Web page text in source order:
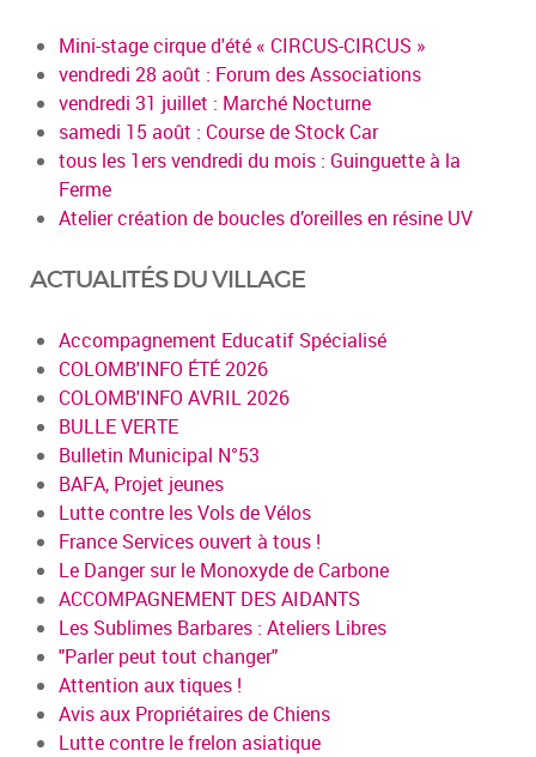
Mini-stage cirque d'été « CIRCUS-CIRCUS »
vendredi 28 août : Forum des Associations
vendredi 31 juillet : Marché Nocturne
samedi 15 août : Course de Stock Car
tous les 1ers vendredi du mois : Guinguette à la
Ferme
Atelier création de boucles d’oreilles en résine UV
ACTUALITÉS DU VILLAGE
Accompagnement Educatif Spécialisé
COLOMB'INFO ÉTÉ 2026
COLOMB'INFO AVRIL 2026
BULLE VERTE
Bulletin Municipal N°53
BAFA, Projet jeunes
Lutte contre les Vols de Vélos
France Services ouvert à tous !
Le Danger sur le Monoxyde de Carbone
ACCOMPAGNEMENT DES AIDANTS
Les Sublimes Barbares : Ateliers Libres
"Parler peut tout changer"
Attention aux tiques !
Avis aux Propriétaires de Chiens
Lutte contre le frelon asiatique